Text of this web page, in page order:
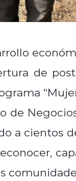
de
de
a cientos